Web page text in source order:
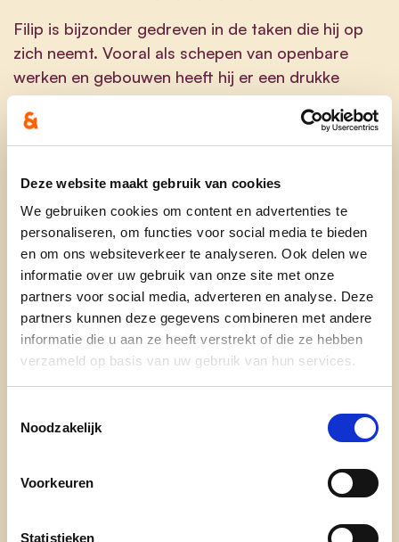
Deze website maakt gebruik van cookies
We gebruiken cookies om content en advertenties te
personaliseren, om functies voor social media te bieden
en om ons websiteverkeer te analyseren. Ook delen we
informatie over uw gebruik van onze site met onze
partners voor social media, adverteren en analyse. Deze
partners kunnen deze gegevens combineren met andere
informatie die u aan ze heeft verstrekt of die ze hebben
verzameld op basis van uw gebruik van hun services.
Noodzakelijk
Voorkeuren
Statistieken
Filip is bijzonder gedreven in de taken die hij op
zich neemt. Vooral als schepen van openbare
werken en gebouwen heeft hij er een drukke
legislatuur opzitten. De voorbije jaren volgde het
ene grote project na het andere: de scholen in
Voortkapel, Heultje, Oevel, de kunstencampus,
fietspaden en o.a. de stoepen in Trienenkant,
asfalteringswerken en het verbeteren van de
betonnen rijbanen. Verder waren er ook de
verbouwing van de oude school in Zoerle-Parwijs,
de uitbreiding en vernieuwing van de bib, de
cafetaria achter het gemeentehuis en nog enkele
lopende projecten zoals de schoolomgevingen
van SILA en Zoerle-Parwijs, en de fietspaden
langs Asberg en Guldensporenlaan.
Sociaal engagement is Filip niet vreemd. In zijn
Oevel, waar hij nog altijd penningmeester is van
de vzw, en voorzitter van de Westelse jeugdraad.
De laatste 20 jaar is hij de grote bezieler van de